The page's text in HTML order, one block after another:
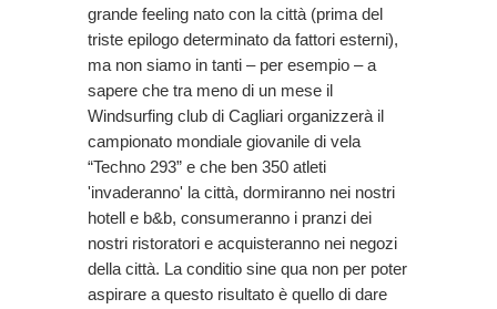
grande feeling nato con la città (prima del
triste epilogo determinato da fattori esterni),
ma non siamo in tanti – per esempio – a
sapere che tra meno di un mese il
Windsurfing club di Cagliari organizzerà il
campionato mondiale giovanile di vela
“Techno 293” e che ben 350 atleti
'invaderanno' la città, dormiranno nei nostri
hotell e b&b, consumeranno i pranzi dei
nostri ristoratori e acquisteranno nei negozi
della città. La conditio sine qua non per poter
aspirare a questo risultato è quello di dare